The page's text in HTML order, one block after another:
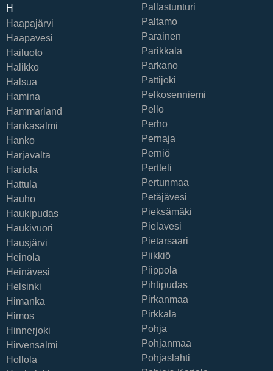
H
Haapajärvi
Haapavesi
Hailuoto
Halikko
Halsua
Hamina
Hammarland
Hankasalmi
Hanko
Harjavalta
Hartola
Hattula
Hauho
Haukipudas
Haukivuori
Hausjärvi
Heinola
Heinävesi
Helsinki
Himanka
Himos
Hinnerjoki
Hirvensalmi
Hollola
Pallastunturi
Paltamo
Parainen
Parikkala
Parkano
Pattijoki
Pelkosenniemi
Pello
Perho
Pernaja
Perniö
Pertteli
Pertunmaa
Petäjävesi
Pieksämäki
Pielavesi
Pietarsaari
Piikkiö
Piippola
Pihtipudas
Pirkanmaa
Pirkkala
Pohja
Pohjanmaa
Pohjaslahti